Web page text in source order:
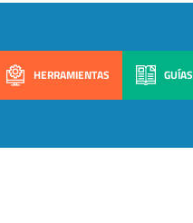
HERRAMIENTAS GUÍAS